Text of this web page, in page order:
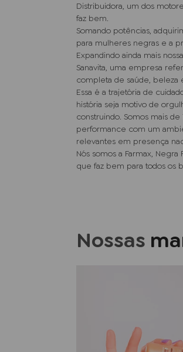
Distribuidora, um dos
faz bem.
Somando potências,
para mulheres negras e a
Expandindo ainda mais
Sanavita, uma empresa
completa de saúde, beleza
Essa é a trajetória de
história seja motivo de
construindo. Somos mais
performance com um
relevantes em presença
Nós somos a Farmax,
que faz bem para todos os
Nossas